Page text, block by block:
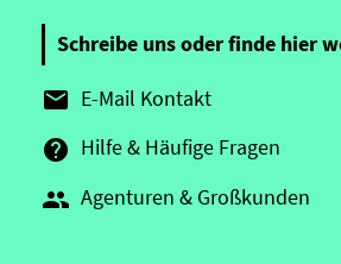
Schreibe uns oder finde hier
 E-Mail Kontakt
 Hilfe & Häufige Fragen
 Agenturen & Großkunden